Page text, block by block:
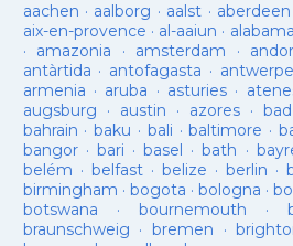
aachen · aalborg · aalst · aberdeen
aix-en-provence · al-aaiun · alabama
· amazonia · amsterdam ·
antàrtida · antofagasta ·
armenia · aruba · asturies·
augsburg · austin · azores·
bahrain ·baku · bali ·baltimore ·
bangor· bari ·basel ·bath ·
belém · belfast· belize · berlin ·
birmingham · bogota · bologna ·
botswana · bournemouth ·
braunschweig · bremen ·